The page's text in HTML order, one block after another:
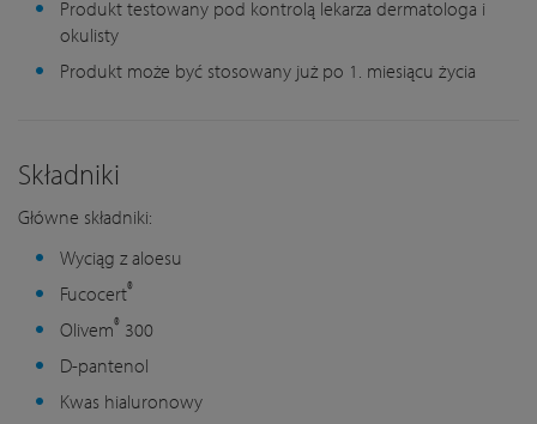
Produkt testowany pod kontrolą lekarza dermatologa i
okulisty
Produkt może być stosowany już po 1. miesiącu życia
Składniki
Główne składniki:
Wyciąg z aloesu
Fucocert®
Olivem® 300
D-pantenol
Kwas hialuronowy